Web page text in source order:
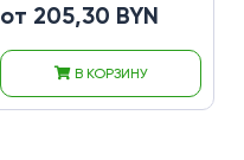
от 205,30 BYN
В КОРЗИНУ